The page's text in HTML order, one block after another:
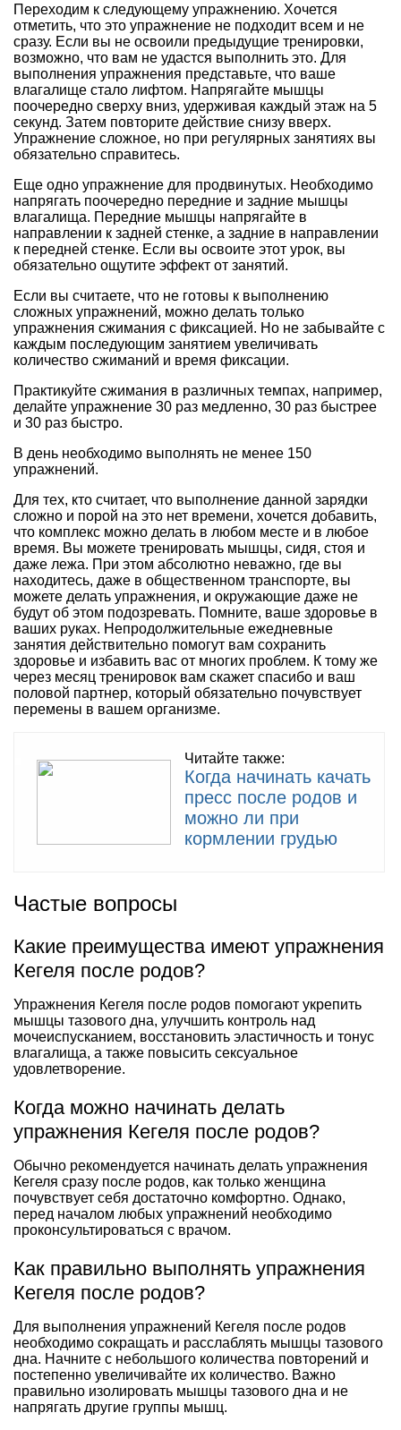
Переходим к следующему упражнению. Хочется
отметить, что это упражнение не подходит всем и не
сразу. Если вы не освоили предыдущие тренировки,
возможно, что вам не удастся выполнить это. Для
выполнения упражнения представьте, что ваше
влагалище стало лифтом. Напрягайте мышцы
поочередно сверху вниз, удерживая каждый этаж на 5
секунд. Затем повторите действие снизу вверх.
Упражнение сложное, но при регулярных занятиях вы
обязательно справитесь.
Еще одно упражнение для продвинутых. Необходимо
напрягать поочередно передние и задние мышцы
влагалища. Передние мышцы напрягайте в
направлении к задней стенке, а задние в направлении
к передней стенке. Если вы освоите этот урок, вы
обязательно ощутите эффект от занятий.
Если вы считаете, что не готовы к выполнению
сложных упражнений, можно делать только
упражнения сжимания с фиксацией. Но не забывайте с
каждым последующим занятием увеличивать
количество сжиманий и время фиксации.
Практикуйте сжимания в различных темпах, например,
делайте упражнение 30 раз медленно, 30 раз быстрее
и 30 раз быстро.
В день необходимо выполнять не менее 150
упражнений.
Для тех, кто считает, что выполнение данной зарядки
сложно и порой на это нет времени, хочется добавить,
что комплекс можно делать в любом месте и в любое
время. Вы можете тренировать мышцы, сидя, стоя и
даже лежа. При этом абсолютно неважно, где вы
находитесь, даже в общественном транспорте, вы
можете делать упражнения, и окружающие даже не
будут об этом подозревать. Помните, ваше здоровье в
ваших руках. Непродолжительные ежедневные
занятия действительно помогут вам сохранить
здоровье и избавить вас от многих проблем. К тому же
через месяц тренировок вам скажет спасибо и ваш
половой партнер, который обязательно почувствует
перемены в вашем организме.
Читайте также:
Когда начинать качать
пресс после родов и
можно ли при
кормлении грудью
Частые вопросы
Какие преимущества имеют упражнения
Кегеля после родов?
Упражнения Кегеля после родов помогают укрепить
мышцы тазового дна, улучшить контроль над
мочеиспусканием, восстановить эластичность и тонус
влагалища, а также повысить сексуальное
удовлетворение.
Когда можно начинать делать
упражнения Кегеля после родов?
Обычно рекомендуется начинать делать упражнения
Кегеля сразу после родов, как только женщина
почувствует себя достаточно комфортно. Однако,
перед началом любых упражнений необходимо
проконсультироваться с врачом.
Как правильно выполнять упражнения
Кегеля после родов?
Для выполнения упражнений Кегеля после родов
необходимо сокращать и расслаблять мышцы тазового
дна. Начните с небольшого количества повторений и
постепенно увеличивайте их количество. Важно
правильно изолировать мышцы тазового дна и не
напрягать другие группы мышц.